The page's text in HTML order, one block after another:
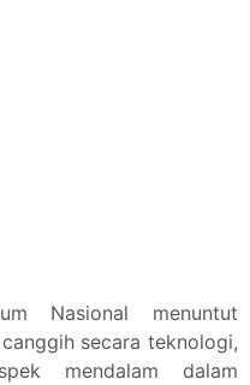
Nasional menuntut
secara teknologi,
mendalam dalam